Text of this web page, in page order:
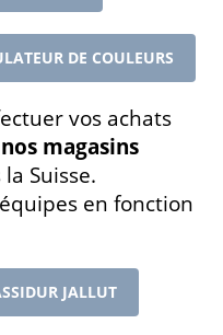
DE COULEURS
vos achats
nos magasins
Suisse.
en fonction
JALLUT